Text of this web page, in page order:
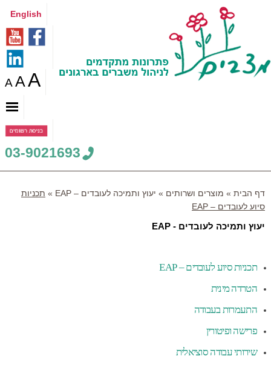
English
A AA
03-9021693
דף הבית » מוצרים ושרותים » יעוץ ותמיכה לעובדים – EAP » תכניות
סיוע לעובדים – EAP
d
n
ב
תכניות סיוע לעובדים – EAP
הטרדה מינית
התעמרות בעבודה
פרישה ופיטורין
שירותי עבודה סוציאלית
יעוץ ותמיכה לעובדים - EAP